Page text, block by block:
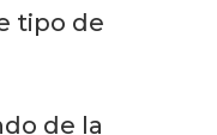
tipo de
de la